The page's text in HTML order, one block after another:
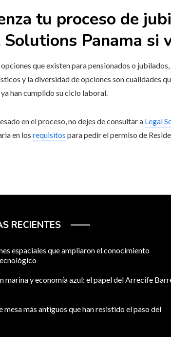
tu proceso de
Solutions Panama si
que existen para pensionados o
y la diversidad de opciones son cualidades
han cumplido su ciclo laboral.
en el proceso, no dejes de consultar a Legal
en los requisitos para pedir el permiso de
RECIENTES
espaciales que ampliaron el conocimiento
marina y economía azul: el papel del Arrecife
mesa más antiguos que han resistido el paso del